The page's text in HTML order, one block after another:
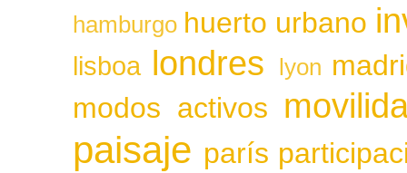
hamburgo huerto urbano
lisboa londres lyon
modos activos
paisaje parís